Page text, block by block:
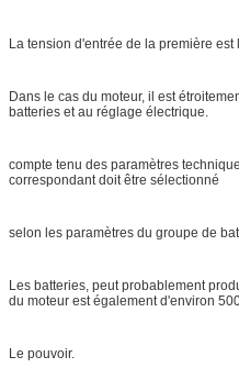
La tension d'entrée de la première
Dans le cas du moteur, il est
batteries et au réglage électrique.
compte tenu des paramètres
correspondant doit être sélectionné
selon les paramètres du groupe de
Les batteries, peut probablement
du moteur est également d'environ
Le pouvoir.